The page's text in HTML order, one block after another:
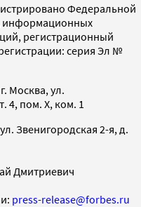
Федеральной
информационных
регистрационный
серия Эл №
Москва, ул.
4, пом. X, ком. 1
Звенигородская 2-я, д.
Дмитриевич
press-release@forbes.ru